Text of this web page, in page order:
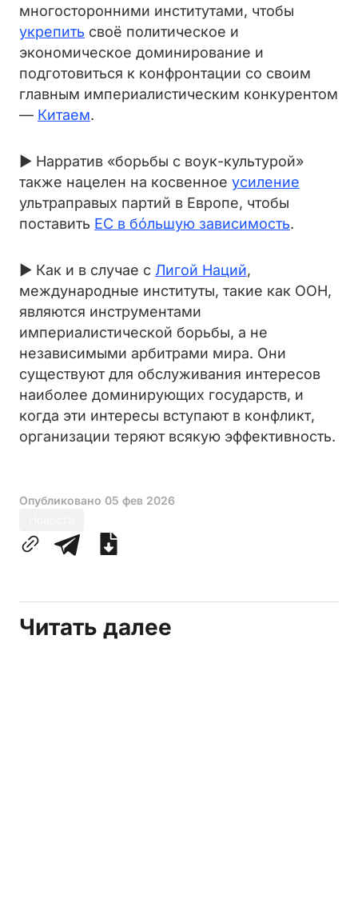
многосторонними институтами, чтобы
укрепить своё политическое и
экономическое доминирование и
подготовиться к конфронтации со своим
главным империалистическим конкурентом
— Китаем.
► Нарратив «борьбы с воук-культурой»
также нацелен на косвенное усиление
ультраправых партий в Европе, чтобы
поставить ЕС в бóльшую зависимость.
► Как и в случае с Лигой Наций,
международные институты, такие как ООН,
являются инструментами
империалистической борьбы, а не
независимыми арбитрами мира. Они
существуют для обслуживания интересов
наиболее доминирующих государств, и
когда эти интересы вступают в конфликт,
организации теряют всякую эффективность.
Опубликовано 05 фев 2026
Читать далее